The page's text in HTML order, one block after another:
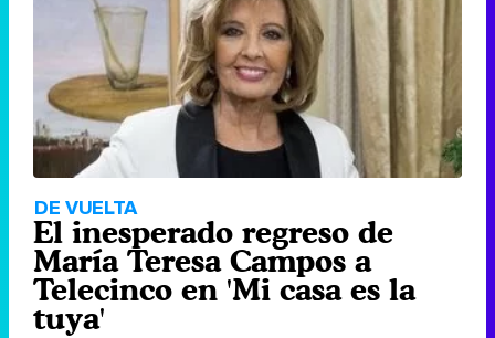
DE VUELTA
El inesperado regreso de
María Teresa Campos a
Telecinco en 'Mi casa es la
tuya'